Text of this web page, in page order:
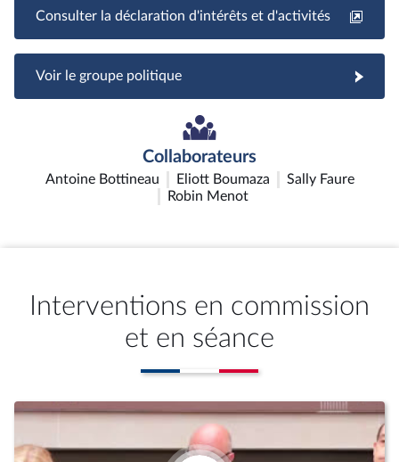
Consulter la déclaration d'intérêts et d'activités
Voir le groupe politique
Collaborateurs
Antoine Bottineau Eliott Boumaza
Sally Faure
Robin Menot
Interventions en commission
et en séance